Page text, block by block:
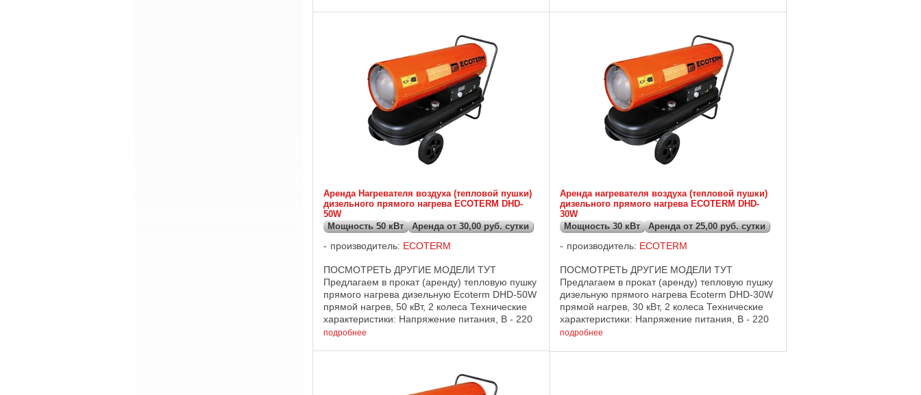
Аренда Нагревателя воздуха (тепловой пушки)
дизельного прямого нагрева ECOTERM DHD-
50W
Мощность 50 кВт
Аренда от 30,00 руб. сутки
производитель: ECOTERM
ПОСМОТРЕТЬ ДРУГИЕ МОДЕЛИ ТУТ
Предлагаем в прокат (аренду) тепловую пушку
прямого нагрева дизельную Ecoterm DHD-50W
прямой нагрев, 50 кВт, 2 колеса Технические
характеристики: Напряжение питания, В - 220
Тепловая мощность, кВт - 50 Расход топлива,
подробнее
Аренда нагревателя воздуха (тепловой пушки)
дизельного прямого нагрева ECOTERM DHD-
30W
Мощность 30 кВт
Аренда от 25,00 руб. сутки
производитель: ECOTERM
ПОСМОТРЕТЬ ДРУГИЕ МОДЕЛИ ТУТ
Предлагаем в прокат (аренду) тепловую пушку
дизельную прямого нагрева Ecoterm DHD-30W
прямой нагрев, 30 кВт, 2 колеса Технические
характеристики: Напряжение питания, В - 220
Тепловая мощность, кВт - 30 Расход топлива,
подробнее